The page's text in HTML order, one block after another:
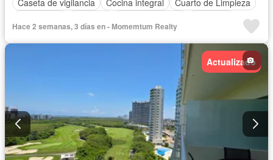
Caseta de vigilancia
Cocina integral
Cuarto de Limpieza
Recámara con closet
Seguridad
Vista panorámica
Hace 2 semanas, 3 días en - Momemtum Realty
Actualizado